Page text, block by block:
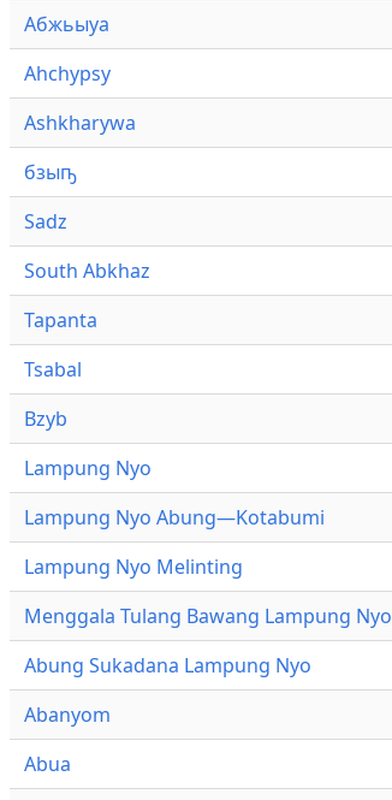
Абжьыуа
Ahchypsy
Ashkharywa
бзыҧ
Sadz
South Abkhaz
Tapanta
Tsabal
Bzyb
Lampung Nyo
Lampung Nyo Abung—Kotabumi
Lampung Nyo Melinting
Menggala Tulang Bawang Lampung Nyo
Abung Sukadana Lampung Nyo
Abanyom
Abua